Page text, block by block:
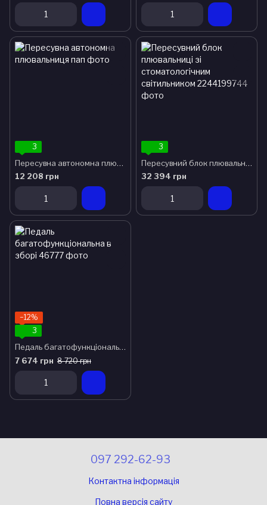
3
Пересувна автономна плювальниця
12 208 грн
3
Пересувний блок плювальниці зі стоматологічним світильником
32 394 грн
−12%
3
Педаль багатофункціональна в зборі
7 674 грн 8 720 грн
097 292-62-93
Контактна інформація
Повна версія сайту